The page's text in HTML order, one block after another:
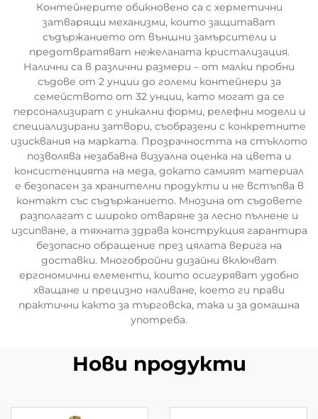
Контейнерите обикновено са с херметични
затварящи механизми, които защитават
съдържанието от външни замърсители и
предотвратяват нежеланата кристализация.
Налични са в различни размери – от малки пробни
съдове от 2 унции до големи контейнери за
семейството от 32 унции, като могат да се
персонализират с уникални форми, релефни модели и
специализирани затвори, съобразени с конкретните
изисквания на марката. Прозрачността на стъклото
позволява незабавна визуална оценка на цвета и
консистенцията на меда, докато самият материал
е безопасен за хранителни продукти и не встъпва в
контакт със съдържанието. Мнозина от съдовете
разполагат с широко отваряне за лесно пълнене и
изсипване, а тяхната здрава конструкция гарантира
безопасно обращение през цялата верига на
доставки. Многобройни дизайни включват
ергономични елементи, които осигуряват удобно
хващане и прецизно наливане, което ги прави
практични както за търговска, така и за домашна
употреба.
Нови продукти